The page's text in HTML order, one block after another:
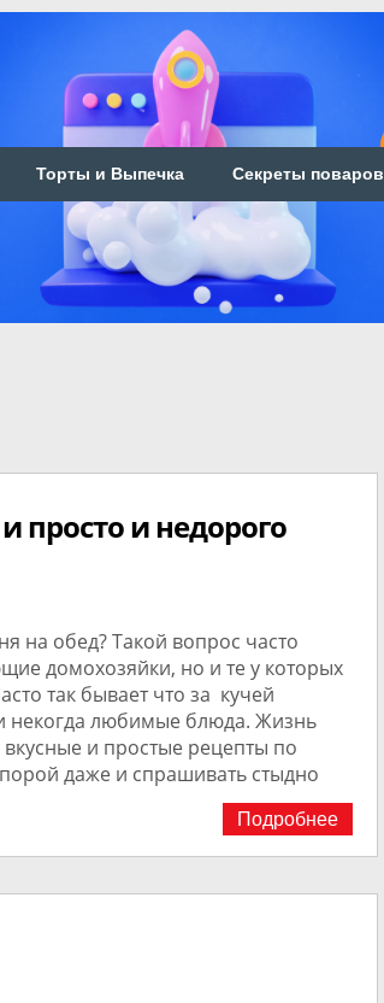
Торты и Выпечка Секреты поваров
просто и недорого
на обед? Такой вопрос часто
домохозяйки, но и те у которых
так бывает что за кучей
некогда любимые блюда. Жизнь
вкусные и простые рецепты по
даже и спрашивать стыдно
Подробнее